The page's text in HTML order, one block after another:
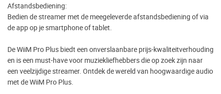
Afstandsbediening:
Bedien de streamer met de meegeleverde afstandsbediening of via
de app op je smartphone of tablet.
De WiiM Pro Plus biedt een onverslaanbare prijs-kwaliteitverhouding
en is een must-have voor muziekliefhebbers die op zoek zijn naar
een veelzijdige streamer. Ontdek de wereld van hoogwaardige audio
met de WiiM Pro Plus.